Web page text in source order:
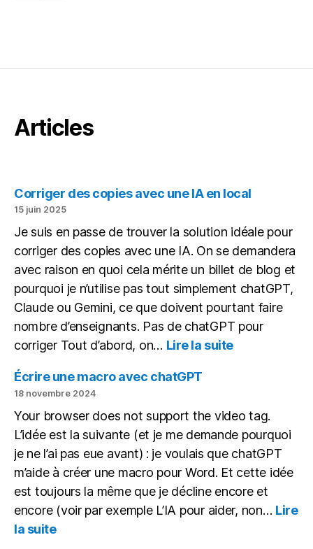
Articles
Corriger des copies avec une IA en local
15 juin 2025
Je suis en passe de trouver la solution idéale pour
corriger des copies avec une IA. On se demandera
avec raison en quoi cela mérite un billet de blog et
pourquoi je n’utilise pas tout simplement chatGPT,
Claude ou Gemini, ce que doivent pourtant faire
nombre d’enseignants. Pas de chatGPT pour
corriger Tout d’abord, on… Lire la suite:
une
IA
en
local
Écrire une macro avec chatGPT
18 novembre 2024
Your browser does not support the video tag.
L’idée est la suivante (et je me demande pourquoi
je ne l’ai pas eue avant) : je voulais que chatGPT
m’aide à créer une macro pour Word. Et cette idée
est toujours la même que je décline encore et
encore (voir par exemple L’IA pour aider, non… Lire
la suite: